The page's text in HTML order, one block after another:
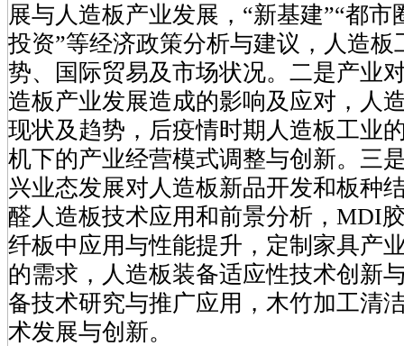
展与人造板产业发展，“新基建”“都市
投资”等经济政策分析与建议，人造板
势、国际贸易及市场状况。二是产业
造板产业发展造成的影响及应对，人
现状及趋势，后疫情时期人造板工业
机下的产业经营模式调整与创新。三
兴业态发展对人造板新品开发和板种
醛人造板技术应用和前景分析，MDI
纤板中应用与性能提升，定制家具产
的需求，人造板装备适应性技术创新
备技术研究与推广应用，木竹加工清
术发展与创新。